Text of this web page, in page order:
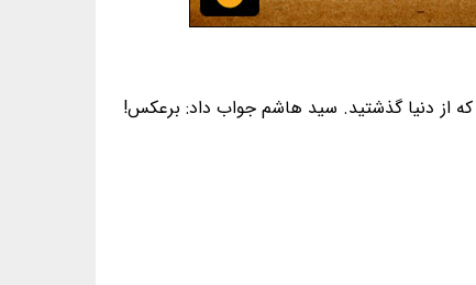
از دنیا گذشتید. سید هاشم جواب داد: برعکس!